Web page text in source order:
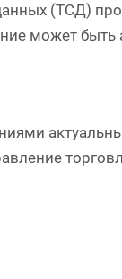
(ТСД)
может быть